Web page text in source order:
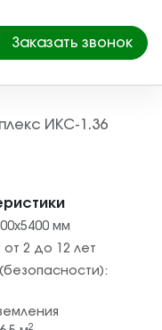
Заказать звонок
ИКС-1.36
мм
от 2 до 12 лет
2